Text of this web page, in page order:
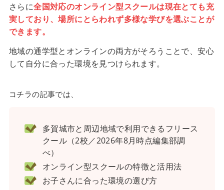
さらに全国対応のオンライン型スクールは現在とても充
実しており、場所にとらわれず多様な学びを選ぶことが
できます。
地域の通学型とオンラインの両方がそろうことで、安心
して自分に合った環境を見つけられます。
コチラの記事では、
多賀城市と周辺地域で利用できるフリース
クール（2校／2026年8月時点編集部調
べ）
オンライン型スクールの特徴と活用法
お子さんに合った環境の選び方